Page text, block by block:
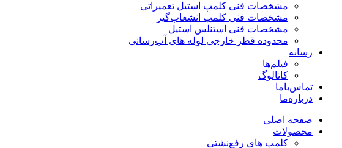
مشخصات فنی کلمپ استیل تعمیراتی
مشخصات فنی کلمپ انشعاب‌گیر
مشخصات فنی استنلس استیل
محدوده قطر خارجی لوله های آب‌رسانی
رسانه
فیلم‌ها
کاتالوگ
تماس‌با‌ما
درباره‌ما
صفحه اصلی
محصولات
کلمپ های رفع‌نشتی